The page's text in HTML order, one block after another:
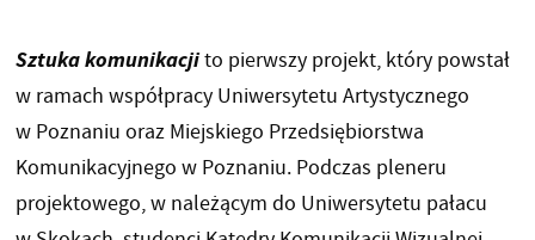
Sztuka komunikacjito pierwszy projekt, który powstał
w ramach współpracy Uniwersytetu Artystycznego
w Poznaniu oraz Miejskiego Przedsiębiorstwa
Komunikacyjnego w Poznaniu. Podczas pleneru
projektowego, w należącym do Uniwersytetu pałacu